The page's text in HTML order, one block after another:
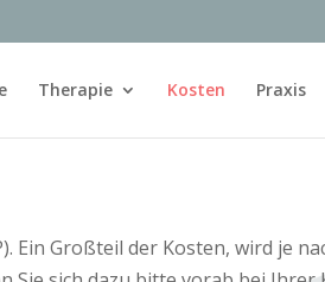
Therapie Kosten Praxis
Großteil der Kosten, wird je